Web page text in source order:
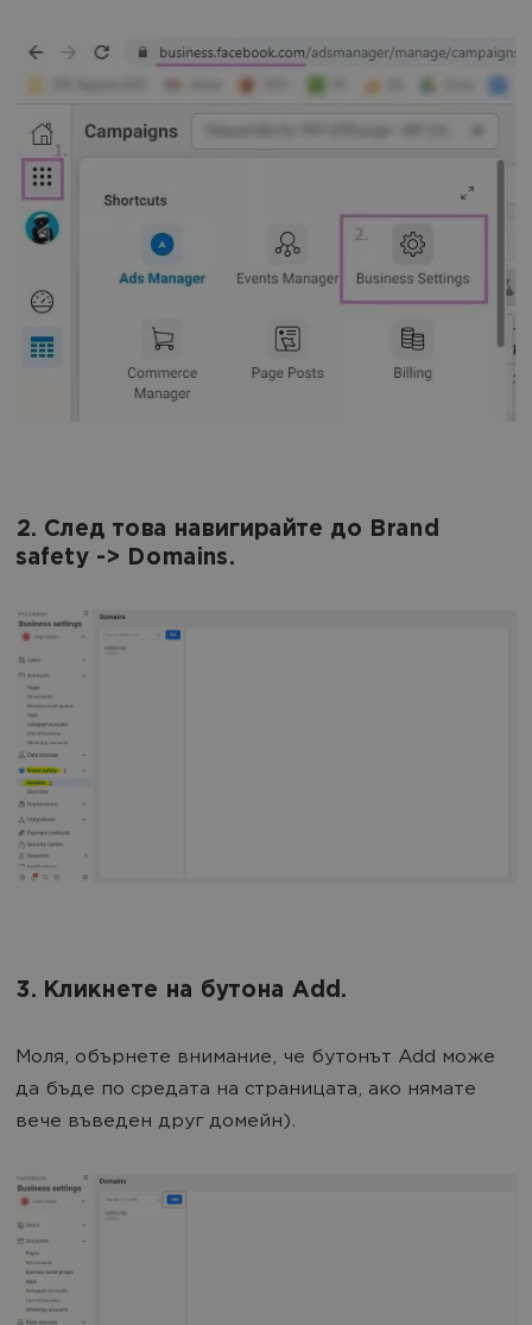
2. След това навигирайте до Brand
safety -> Domains.
3. Кликнете на бутона Add.
Моля, обърнете внимание, че бутонът Add може
да бъде по средата на страницата, ако нямате
вече въведен друг домейн).